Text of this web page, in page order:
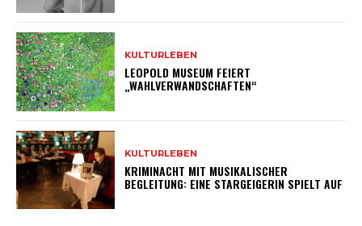
KULTURLEBEN
LEOPOLD MUSEUM FEIERT
„WAHLVERWANDSCHAFTEN“
KULTURLEBEN
KRIMINACHT MIT MUSIKALISCHER
BEGLEITUNG: EINE STARGEIGERIN SPIELT AUF